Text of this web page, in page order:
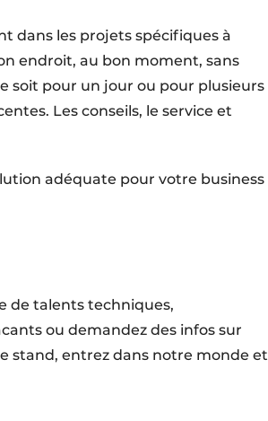
dans les projets spécifiques à
endroit, au bon moment, sans
soit pour un jour ou pour plusieurs
Les conseils, le service et
adéquate pour votre business
de talents techniques,
ou demandez des infos sur
stand, entrez dans notre monde et